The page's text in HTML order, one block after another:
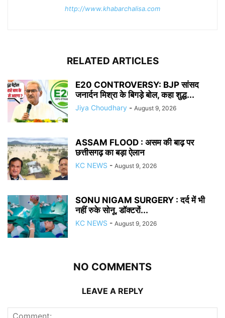
http://www.khabarchalisa.com
RELATED ARTICLES
E20 CONTROVERSY: BJP सांसद
जनार्दन मिश्रा के बिगड़े बोल, कहा शुद्ध...
Jiya Choudhary - August 9, 2026
ASSAM FLOOD : असम की बाढ़ पर
छत्तीसगढ़ का बड़ा ऐलान
KC NEWS - August 9, 2026
SONU NIGAM SURGERY : दर्द में भी
नहीं रुके सोनू, डॉक्टरों...
KC NEWS - August 9, 2026
NO COMMENTS
LEAVE A REPLY